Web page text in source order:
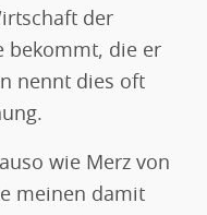
der
bekommt, die er
nennt dies oft
wie Merz von
meinen damit